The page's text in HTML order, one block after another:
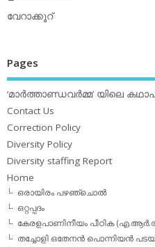
വേറാക്കൂറ്
Pages
‘മാര്‍ത്താണ്ഡവര്‍മ്മ’ യിലെ
Contact Us
Correction Policy
Diversity Policy
Diversity staffing Report
Home
ഒരായിരം പഴഞ്ചൊല്‍
ഒറ്റപ്പദം
കേരളപാണിനീയം പീഠിക
തച്ചോളി ഒതേനൻ പൊന്നിയൻ